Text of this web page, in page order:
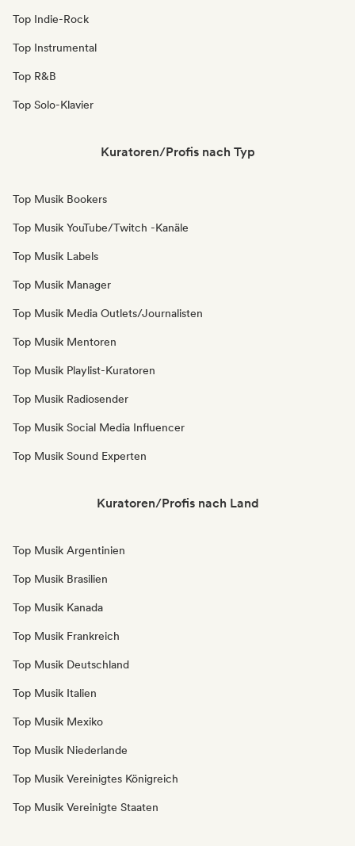
Top Indie-Rock
Top Instrumental
Top R&B
Top Solo-Klavier
Kuratoren/Profis nach Typ
Top Musik Bookers
Top Musik YouTube/Twitch -Kanäle
Top Musik Labels
Top Musik Manager
Top Musik Media Outlets/Journalisten
Top Musik Mentoren
Top Musik Playlist-Kuratoren
Top Musik Radiosender
Top Musik Social Media Influencer
Top Musik Sound Experten
Kuratoren/Profis nach Land
Top Musik Argentinien
Top Musik Brasilien
Top Musik Kanada
Top Musik Frankreich
Top Musik Deutschland
Top Musik Italien
Top Musik Mexiko
Top Musik Niederlande
Top Musik Vereinigtes Königreich
Top Musik Vereinigte Staaten